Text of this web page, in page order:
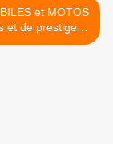
et MOTOS
et de prestige à